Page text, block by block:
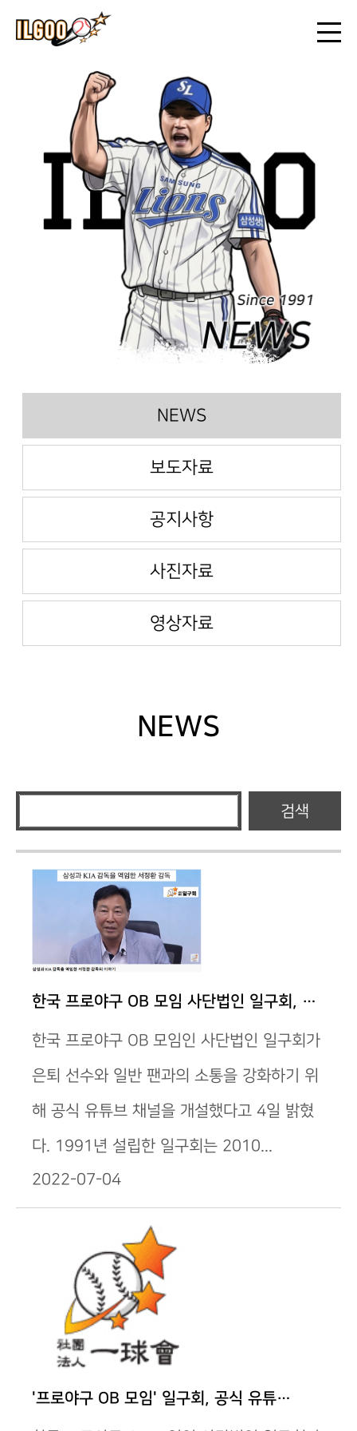
NEWS
보도자료
공지사항
사진자료
영상자료
NEWS
검색
한국 프로야구 OB 모임 사단법인 일구회, 유튜브 …
한국 프로야구 OB 모임인 사단법인 일구회가
은퇴 선수와 일반 팬과의 소통을 강화하기 위
해 공식 유튜브 채널을 개설했다고 4일 밝혔
다. 1991년 설립한 일구회는 2010...
2022-07-04
'프로야구 OB 모임' 일구회, 공식 유튜…